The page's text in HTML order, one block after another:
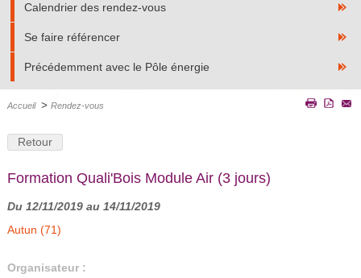
Calendrier des rendez-vous
Se faire référencer
Précédemment avec le Pôle énergie
Accueil > Rendez-vous
Retour
Formation Quali'Bois Module Air (3 jours)
Du 12/11/2019 au 14/11/2019
Autun (71)
Organisateur :